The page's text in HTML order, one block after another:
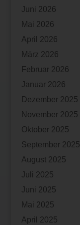
Juni 2026
Mai 2026
April 2026
März 2026
Februar 2026
Januar 2026
Dezember 2025
November 2025
Oktober 2025
September 2025
August 2025
Juli 2025
Juni 2025
Mai 2025
April 2025